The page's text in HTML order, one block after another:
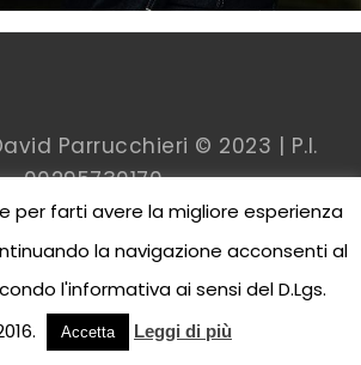
Parrucchieri © 2023 | P.I.
00295730170
per farti avere la migliore esperienza
la navigazione acconsenti al
l'informativa ai sensi del D.Lgs.
Accetta Leggi di più